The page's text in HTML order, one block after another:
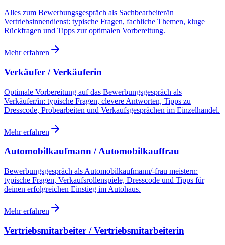
Alles zum Bewerbungsgespräch als Sachbearbeiter/in
Vertriebsinnendienst: typische Fragen, fachliche Themen, kluge
Rückfragen und Tipps zur optimalen Vorbereitung.
Mehr erfahren
Verkäufer / Verkäuferin
Optimale Vorbereitung auf das Bewerbungsgespräch als
Verkäufer/in: typische Fragen, clevere Antworten, Tipps zu
Dresscode, Probearbeiten und Verkaufsgesprächen im Einzelhandel.
Mehr erfahren
Automobilkaufmann / Automobilkauffrau
Bewerbungsgespräch als Automobilkaufmann/-frau meistern:
typische Fragen, Verkaufsrollenspiele, Dresscode und Tipps für
deinen erfolgreichen Einstieg im Autohaus.
Mehr erfahren
Vertriebsmitarbeiter / Vertriebsmitarbeiterin